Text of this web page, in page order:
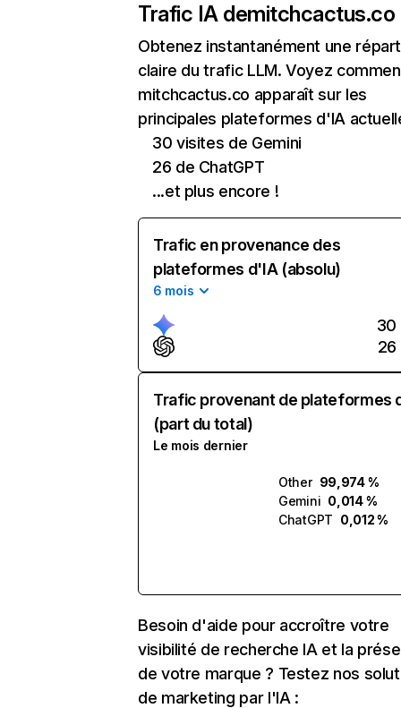
Trafic IA demitchcactus.co
Obtenez instantanément une
claire du trafic LLM. Voyez
mitchcactus.co apparaît sur les
principales plateformes d'IA
30 visites de Gemini
26 de ChatGPT
...et plus encore !
Trafic en provenance des
plateformes d'IA (absolu)
6 mois
30
26
Trafic provenant de plateformes
(part du total)
Le mois dernier
Other 99,974 %
Gemini 0,014 %
ChatGPT 0,012 %
Besoin d'aide pour accroître votre
visibilité de recherche IA et la
de votre marque ? Testez nos
de marketing par l'IA :